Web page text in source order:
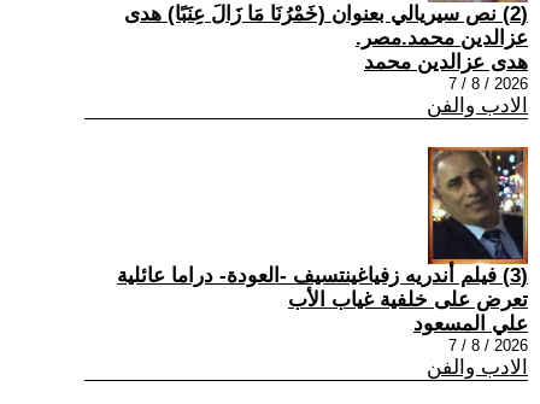
(2) نص سيريالي بعنوان (خَمْرُنَا مَا زَالَ عِنَبًا) هدى
عزالدين محمد.مصر.
هدى عزالدين محمد
2026 / 8 / 7
الادب والفن
(3) فيلم أندريه زفياغينتسيف -العودة- دراما عائلية
تعرض على خلفية غياب الأب
علي المسعود
2026 / 8 / 7
الادب والفن